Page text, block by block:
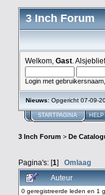
3 Inch Forum
Welkom, Gast .
Login met
Nieuws: Opgericht 07-09-
STARTPAGINA HELP
3 Inch Forum > De
Pagina's: [1] Omlaag
Auteur
0 geregistreerde leden en 1